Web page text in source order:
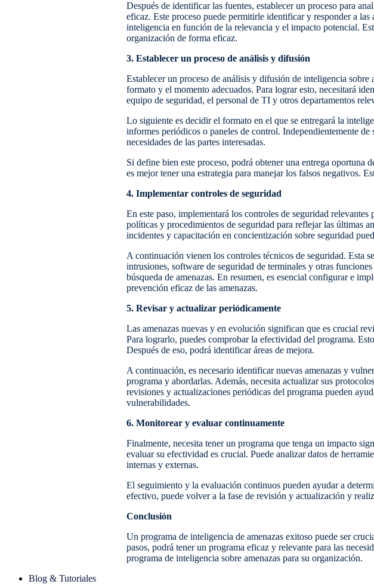
Después de identificar las fuentes, establecer un proceso para
eficaz. Este proceso puede permitirle identificar y responder a las
inteligencia en función de la relevancia y el impacto potencial.
organización de forma eficaz.
3. Establecer un proceso de análisis y difusión
Establecer un proceso de análisis y difusión de inteligencia sobre
formato y el momento adecuados. Para lograr esto, necesitará
equipo de seguridad, el personal de TI y otros departamentos
Lo siguiente es decidir el formato en el que se entregará la
informes periódicos o paneles de control. Independientemente
necesidades de las partes interesadas.
Si define bien este proceso, podrá obtener una entrega oportuna
es mejor tener una estrategia para manejar los falsos negativos.
4. Implementar controles de seguridad
En este paso, implementará los controles de seguridad
políticas y procedimientos de seguridad para reflejar las últimas
incidentes y capacitación en concientización sobre seguridad
A continuación vienen los controles técnicos de seguridad. Esta
intrusiones, software de seguridad de terminales y otras
búsqueda de amenazas. En resumen, es esencial configurar e
prevención eficaz de las amenazas.
5. Revisar y actualizar periódicamente
Las amenazas nuevas y en evolución significan que es crucial
Para lograrlo, puedes comprobar la efectividad del programa.
Después de eso, podrá identificar áreas de mejora.
A continuación, es necesario identificar nuevas amenazas y
programa y abordarlas. Además, necesita actualizar sus
revisiones y actualizaciones periódicas del programa pueden
vulnerabilidades.
6. Monitorear y evaluar continuamente
Finalmente, necesita tener un programa que tenga un impacto
evaluar su efectividad es crucial. Puede analizar datos de
internas y externas.
El seguimiento y la evaluación continuos pueden ayudar a
efectivo, puede volver a la fase de revisión y actualización y
Conclusión
Un programa de inteligencia de amenazas exitoso puede ser
pasos, podrá tener un programa eficaz y relevante para las
programa de inteligencia sobre amenazas para su organización.
Blog & Tutoriales